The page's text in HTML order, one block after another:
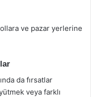
ve pazar yerlerine
da fırsatlar
veya farklı